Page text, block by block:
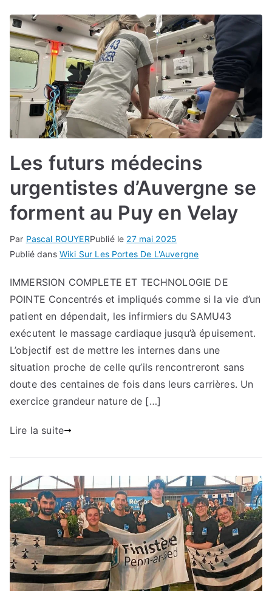
Les futurs médecins
urgentistes d’Auvergne se
forment au Puy en Velay
Par Pascal ROUYERPublié le 27 mai 2025
Publié dans Wiki Sur Les Portes De L'Auvergne
IMMERSION COMPLETE ET TECHNOLOGIE DE
POINTE Concentrés et impliqués comme si la vie d’un
patient en dépendait, les infirmiers du SAMU43
exécutent le massage cardiaque jusqu’à épuisement.
L’objectif est de mettre les internes dans une
situation proche de celle qu’ils rencontreront sans
doute des centaines de fois dans leurs carrières. Un
exercice grandeur nature de […]
Lire la suite